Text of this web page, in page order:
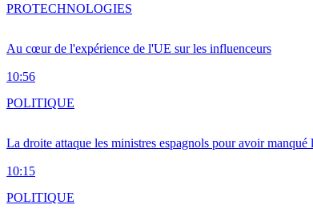
Au cœur de l'expérience de l'UE sur les influenceurs
10:56
PROTECHNOLOGIES
La droite attaque les ministres espagnols pour avoir
10:15
POLITIQUE
POLITIQUE